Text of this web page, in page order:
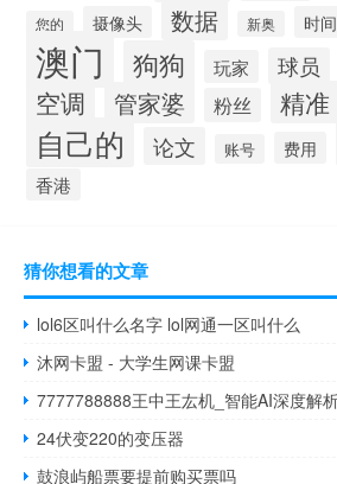
您的 摄像头 数据 新奥 时间
澳门 狗狗 玩家 球员
空调 管家婆 粉丝 精准
自己的 论文 账号 费用
香港
猜你想看的文章
lol6区叫什么名字 lol网通一区叫什么
沐网卡盟 - 大学生网课卡盟
24伏变220的变压器
鼓浪屿船票要提前购买票吗